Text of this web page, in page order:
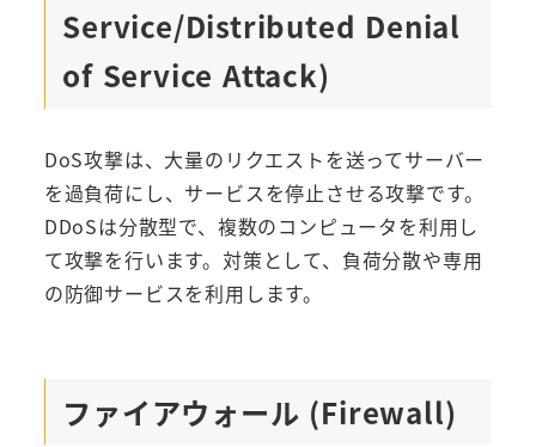
Service/Distributed Denial
of Service Attack)
DoS攻撃は、大量のリクエストを送ってサーバー
を過負荷にし、サービスを停止させる攻撃です。
DDoSは分散型で、複数のコンピュータを利用し
て攻撃を行います。対策として、負荷分散や専用
の防御サービスを利用します。
ファイアウォール (Firewall)